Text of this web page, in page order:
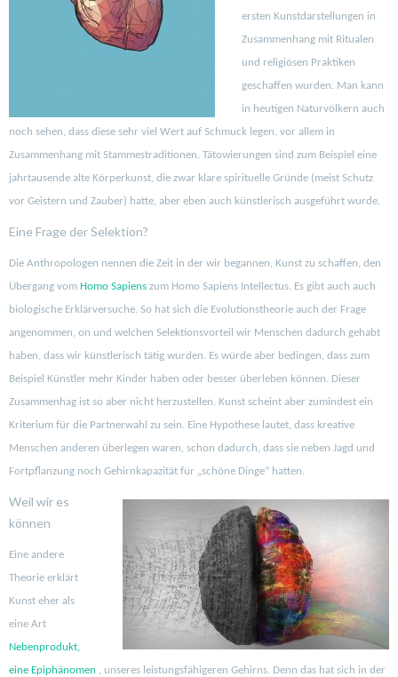
ersten Kunstdarstellungen in
Zusammenhang mit Ritualen
und religiösen Praktiken
geschaffen wurden. Man kann
in heutigen Naturvölkern auch
noch sehen, dass diese sehr viel Wert auf Schmuck legen, vor allem in
Zusammenhang mit Stammestraditionen. Tätowierungen sind zum Beispiel eine
jahrtausende alte Körperkunst, die zwar klare spirituelle Gründe (meist Schutz
vor Geistern und Zauber) hatte, aber eben auch künstlerisch ausgeführt wurde.
Eine Frage der Selektion?
Die Anthropologen nennen die Zeit in der wir begannen, Kunst zu schaffen, den
Übergang vom Homo Sapiens zum Homo Sapiens Intellectus. Es gibt auch auch
biologische Erklärversuche. So hat sich die Evolutionstheorie auch der Frage
angenommen, on und welchen Selektionsvorteil wir Menschen dadurch gehabt
haben, dass wir künstlerisch tätig wurden. Es würde aber bedingen, dass zum
Beispiel Künstler mehr Kinder haben oder besser überleben können. Dieser
Zusammenhag ist so aber nicht herzustellen. Kunst scheint aber zumindest ein
Kriterium für die Partnerwahl zu sein. Eine Hypothese lautet, dass kreative
Menschen anderen überlegen waren, schon dadurch, dass sie neben Jagd und
Fortpflanzung noch Gehirnkapazität für „schöne Dinge“ hatten.
Weil wir es
können
Eine andere
Theorie erklärt
Kunst eher als
eine Art
Nebenprodukt,
eine Epiphänomen , unseres leistungsfähigeren Gehirns. Denn das hat sich in der